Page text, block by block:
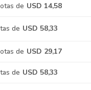
de USD 14,58
de USD 58,33
de USD 29,17
de USD 58,33